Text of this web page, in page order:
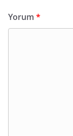
Yorum *